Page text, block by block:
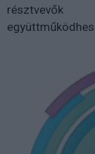
résztvevők